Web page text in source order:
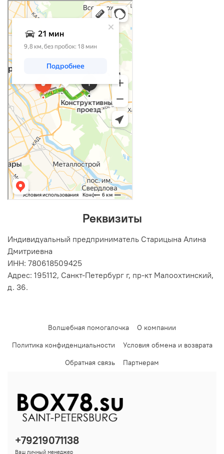
Санкт‑Петербург
Яндекс Карты
Реквизиты
Индивидуальный предприниматель Старицына Алина
Дмитриевна
ИНН: 780618509425
Адрес: 195112, Санкт-Петербург г, пр-кт Малоохтинский,
д. 36.
Волшебная помогалочка
О компании
Политика конфиденциальности
Условия обмена и возврата
Обратная связь
Партнерам
+79219071138
Ваш личный менеджер